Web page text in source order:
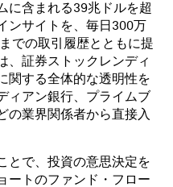
に含まれる39兆ドルを超
ンサイトを、毎日300万
での取引履歴とともに提
、証券ストックレンディ
関する全体的な透明性を
ィアン銀行、プライムブ
の業界関係者から直接入
とで、投資の意思決定を
ートのファンド・フロー